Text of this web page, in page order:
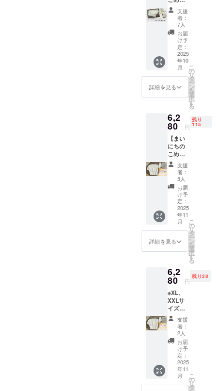
含有を
完全に
は防ぐ
ことが
難しく
なって
おりま
す。 ご
支援い
ただく
アレル
ゲン含
クにつ
いてあ
らかじ
めご了
承いた
だき、
必ず備
考欄に
「同
意」と
ご記載
くださ
い。
品目を
使用し
ており
ません
が、ア
レルゲ
ン28品
目を使
用した
他製品
製造設
備を用
ており
ます。
そのた
めアレ
ルゲン
含有を
完全に
は防ぐ
ことが
難しく
なって
おりま
す。 ご
支援い
ただく
アレル
ゲン含
クにつ
いてあ
らかじ
めご了
承いた
だき、
必ず備
考欄に
「同
意」と
ご記載
くださ
い。
ターン
に貼付
された
ラベル
や注意
書きを
ご確認
くださ
い。」
＜アレ
含有リ
スクに
意」の
お願い
＞ 本製
品は原
材料に
アレル
ゲン28
品目を
使用し
ており
ません
が、ア
レルゲ
ン28品
目を使
他製品
と同じ
いて製
造され
ており
ます。
そのた
めアレ
ルゲン
含有を
完全に
は防ぐ
ことが
難しく
なって
おりま
す。 ご
ていま
す。
「原材
料及び
添加物
等の食
品表示
はお届
け商品
のラベ
ルに表
封前に
は必ず
お届け
のリ
ターン
に貼付
された
ラベル
や注意
書きを
ご確認
くださ
い。」
＜アレ
ルゲン
スクに
関する
お願い
＞ 本製
品は原
材料に
アレル
ゲン28
品目を
使用し
ており
ません
が、ア
レルゲ
ン28品
目を使
用した
せん
本品は
小麦・
そば・
卵・
乳・
アーモ
ンド・
オレン
ジ・キ
ウイフ
豆・バ
ナナ・
もも・
りん
ご・ゼ
ラチン
を含む
製品と
共通の
設備で
製造し
ていま
す。
「原材
料及び
添加物
等の食
のラベ
ルに表
ます。
商品開
封前に
は必ず
お届け
のリ
ターン
に貼付
された
ラベル
や注意
書きを
、有機
ココア
・添加
物：な
めココ
ジェ
ラート
２種に
ついて
・原材
料に含
まれる
ギー物
質（28
品目
中）：
使用し
ていま
せん
本品は
小麦・
そば・
卵・
乳・
アーモ
ンド・
オレン
ジ・キ
ウイフ
豆・バ
ナナ・
もも・
りん
ご・ゼ
ラチン
を含む
製品と
共通の
設備で
製造し
ていま
す。
「原材
料及び
添加物
・保存
方法：
－18℃
以下・
原材
料、主
原料の
原産
地：コ
コナッ
ツミル
ク（タ
イ）、
ブドウ
糖、こ
め油、
米粉
（米
（国
産））
、有機
ココア
・添加
物：な
めココ
ジェ
ラート
２種に
ついて
・原材
料に含
アレル
ギー物
質（28
品目
中）：
使用し
ていま
せん
本品は
小麦・
そば・
卵・
乳・
アーモ
ンド・
オレン
香料
「こめ
ココ
ジェ
ラート
（チョ
味）」
・サイ
ズ：約
フタ直
径
7.5cm
プ高さ5
ｃｍ ・
重量：
約
100g（
約90ml)
・保存
方法：
－18℃
以下・
原材
料、主
原料の
原産
地：コ
コナッ
ツミル
ク（タ
イ）、
ブドウ
糖、こ
め油、
米粉
（米
（国
産））
、有機
ココア
・添加
物：な
めココ
ジェ
ラート
２種に
団体
名」と
ご希望
の
「メッ
セー
ジ」を
選択の
上、ご
記載く
い。投
稿後1週
日を除
く毎
日、ス
トー
リー投
稿も行
いま
す。
「こめ
ココ
ジェ
ラート
（バニ
味）」
・サイ
ズ：約
フタ直
径
、カッ
プ高さ5
ｃｍ ・
重量：
約
100g（
約90ml)
・保存
方法：
－18℃
以下 ・
原材
料、主
原料の
原産
地：コ
の消費
拡大へ
の取組
につい
て三和
油脂㈱
を応援
してい
す！」
時、備
考欄に
団体
名」と
ご希望
の
「メッ
セー
ジ」を
選択の
上、ご
記載く
ださ
い。投
稿後1週
間定休
日を除
日、ス
トー
稿も行
いま
す。
「こめ
ココ
ジェ
ラート
（バニ
味）」
・サイ
ズ：約
フタ直
7.5cm
、カッ
ムに投
稿を行
いま
す。
メッ
セージ
は以下
から選
択でき
ます。
〇はア
レルゲ
用食品
への取
組につ
いて三
和油脂
㈱を応
援して
いま
す！」
２「〇
〇は米
の消費
拡大へ
の取組
につい
油脂㈱
を応援
す！」
◎支援
時、備
考欄に
「社名
または
団体
名」と
ご希望
の
「メッ
セー
ジ」を
選択の
上、ご
社人気
商品ま
いにち
のこめ
油を図
案化し
た豆
シール
（直径
2.1cm
）10枚
てきま
す。
「さつ
まいも
チップ
ス」 ・
サイ
ズ：約
16cm×
10cm
・重
量：約
30g ・
保存方
法：高
の場所
を避け
にお召
し上が
りくだ
さい。
・消費
期限も
しくは
賞味期
限：製
造日か
ら約2ヶ
月 ・原
材料、
主原料
の原産
す。白
米の米
粉、馬
鈴薯で
んぷん､
こめ油
を原料
とした
「米粉
麺（米
油入
と馬鈴
薯でん
ぷんが
原材料
の「米
粉麺
（玄
米）」3
袋の合
計6袋詰
合せを
提供し
ます。
また、
米粉麵
はイス
ラム法
を証明
するハ
証を取
得して
いま
す。 弊
社人気
商品ま
いにち
のこめ
油の紙
パック
を図案
化した
ワンポ
イント
刺繍入
り今治
タオル
（フェ
イスタ
ル）】
三和油
脂株式
会社の
人気商
にちの
こめ油
のパッ
ケージ
の可愛
いワン
ポイン
ト刺繍
の入っ
た今治
タオル
をお届
けしま
す。 ・
数量：1
点 ・サ
イズ：
・色は
ベー
ジュ
支援
者：
7人
お届
け予
定：
2025
年10
月
詳細を見る
こ
の
リ
タ
ー
ン
を
選
択
す
る
6,2
80 円
残り
115
【まい
にちの
こめ油
ワンポ
イント
刺繍入
りト
レー
ナー】
三和油
脂株式
会社の
人気商
品まい
にちの
こめ油
ケージ
の可愛
いワン
ポイン
ト刺繍
の入っ
たト
レー
ナーを
提供し
ます。
・数
量：1点
・サイ
ズ：S、
M、L、
支援
者：
5人
お届
け予
定：
2025
年11
月
詳細を見る
こ
の
リ
タ
ー
ン
を
選
択
す
る
6,2
80 円
残り28
※XL、
XXLサ
イズは
こちら
から
【まい
こめワ
ンポイ
ント刺
繍入り
トレー
ナー】
三和油
支援
者：
2人
お届
け予
定：
2025
年11
月
こ
の
リ
タ